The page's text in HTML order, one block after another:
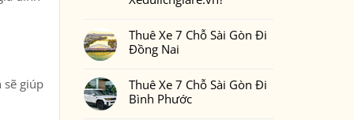
sẽ giúp
bình
luận
ở
7
Chỗ
Sài
Thuê Xe 7 Chỗ Sài Gòn Đi
Đồng Nai
bình
luận
ở
Thuê Xe 7 Chỗ Sài Gòn Đi
Bình Phước